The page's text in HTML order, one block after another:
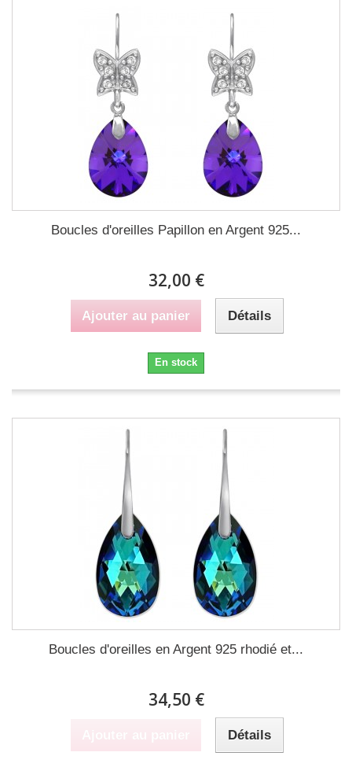
Boucles d'oreilles Papillon en Argent 925...
32,00 €
Ajouter au panier Détails
En stock
Boucles d'oreilles en Argent 925 rhodié et...
34,50 €
Détails